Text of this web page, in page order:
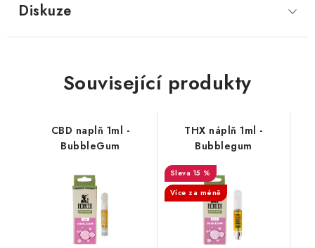
Diskuze
Související produkty
CBD naplň 1ml -
BubbleGum
THX náplň 1ml -
Bubblegum
15 %
Více za méně